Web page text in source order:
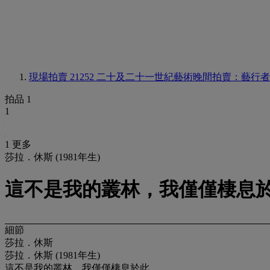
現場拍賣 21252 二十及二十一世紀藝術晚間拍賣：藝行者
拍品 1
1
1 更多
莎拉．休斯 (1981年生)
這不是我的叢林，我僅僅棲息
細節
莎拉．休斯
莎拉．休斯 (1981年生)
這不是我的叢林，我僅僅棲息於此